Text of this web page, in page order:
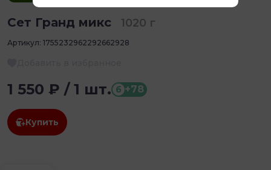
Сет Гранд микс 1020 г
Артикул: 1755232962292662928
1 550 ₽ / 1 шт. б +78
Купить